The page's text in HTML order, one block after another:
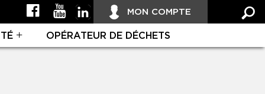
MON COMPTE
OPÉRATEUR DE DÉCHETS